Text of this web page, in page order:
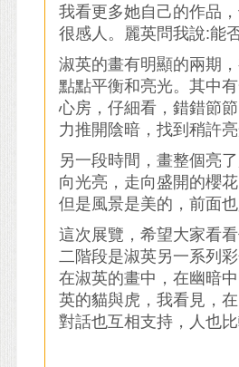
我看更多她自己的作品
很感人。麗英問我說:能
淑英的畫有明顯的兩期
點點平衡和亮光。其中
心房，仔細看，錯錯節
力推開陰暗，找到稍許亮
另一段時間，畫整個亮
向光亮，走向盛開的櫻
但是風景是美的，前面也
這次展覽，希望大家看
二階段是淑英另一系列
在淑英的畫中，在幽暗
英的貓與虎，我看見，
對話也互相支持，人也比